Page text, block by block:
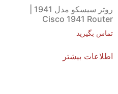
Cisco 1941 Router
تماس بگیرید
اطلاعات بیشتر